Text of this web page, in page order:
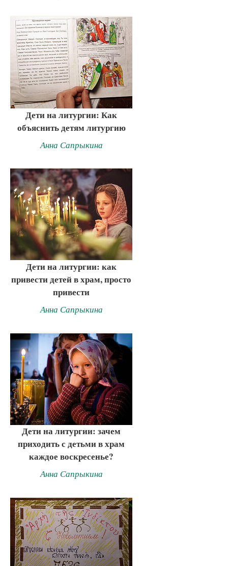
Дети на литургии: Как
объяснить детям литургию
Анна Сапрыкина
Дети на литургии: как
привести детей в храм, просто
привести
Анна Сапрыкина
Дети на литургии: зачем
приходить с детьми в храм
каждое воскресенье?
Анна Сапрыкина